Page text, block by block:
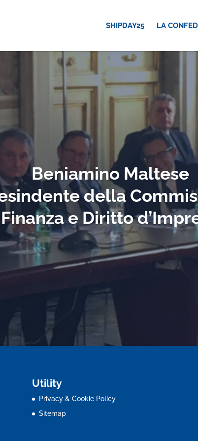
SHIPDAY25 LA
Beniamino Maltese
della
Finanza e Diritto
Utility
Privacy & Cookie Policy
Sitemap